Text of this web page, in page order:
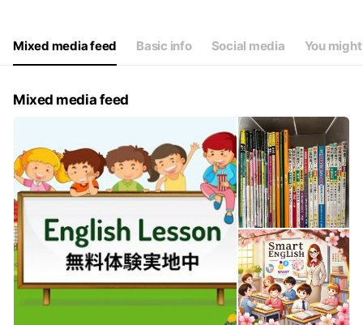
Sat
16:45 - 20:30
⭐定休日：水曜日
Mixed media feed Basic info Social media You
Mixed media feed